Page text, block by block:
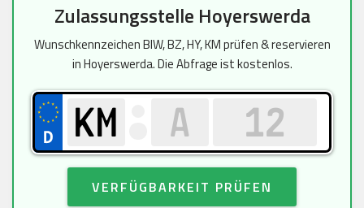
springen
Zulassungsstelle Hoyerswerda
Wunschkennzeichen BIW, BZ, HY, KM prüfen & reservieren
in Hoyerswerda. Die Abfrage ist kostenlos.
VERFÜGBARKEIT PRÜFEN